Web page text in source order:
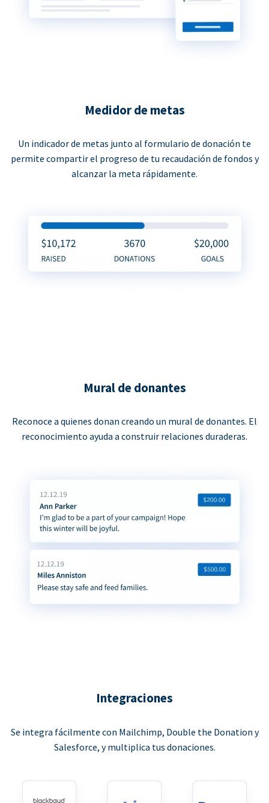
Medidor de metas
Un indicador de metas junto al formulario de donación te
permite compartir el progreso de tu recaudación de fondos y
alcanzar la meta rápidamente.
Mural de donantes
Reconoce a quienes donan creando un mural de donantes. El
reconocimiento ayuda a construir relaciones duraderas.
Integraciones
Se integra fácilmente con Mailchimp, Double the Donation y
Salesforce, y multiplica tus donaciones.